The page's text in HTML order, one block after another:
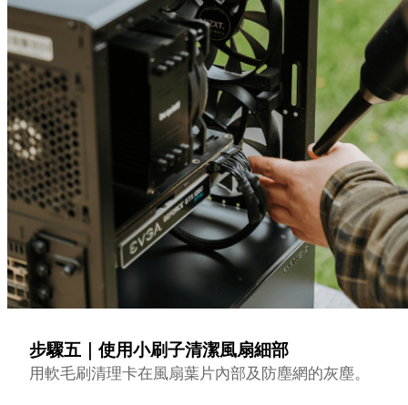
步驟五｜使用小刷子清潔風扇細部
用軟毛刷清理卡在風扇葉片內部及防塵網的灰塵。